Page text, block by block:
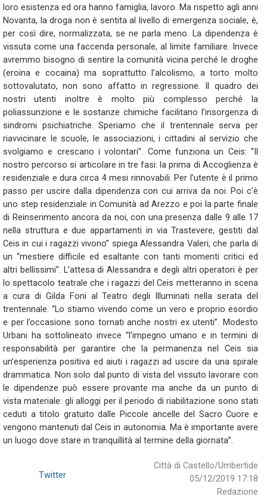
loro esistenza ed ora hanno famiglia, lavoro. Ma rispetto agli anni
Novanta, la droga non è sentita al livello di emergenza sociale, è,
per così dire, normalizzata, se ne parla meno. La dipendenza è
vissuta come una faccenda personale, al limite familiare. Invece
avremmo bisogno di sentire la comunità vicina perché le droghe
(eroina e cocaina) ma soprattutto l’alcolismo, a torto molto
sottovalutato, non sono affatto in regressione. Il quadro dei
nostri utenti inoltre è molto più complesso perché la
poliassunzione e le sostanze chimiche facilitano l’insorgenza di
sindromi psichiatriche. Speriamo che il trentennale serva per
riavvicinare le scuole, le associazioni, i cittadini al servizio che
svolgiamo e crescano i volontari”. Come funziona un Ceis: “Il
nostro percorso si articolare in tre fasi: la prima di Accoglienza è
residenziale e dura circa 4 mesi rinnovabili. Per l’utente è il primo
passo per uscire dalla dipendenza con cui arriva da noi. Poi c’è
uno step residenziale in Comunità ad Arezzo e poi la parte finale
di Reinserimento ancora da noi, con una presenza dalle 9 alle 17
nella struttura e due appartamenti in via Trastevere, gestiti dal
Ceis in cui i ragazzi vivono” spiega Alessandra Valeri, che parla di
un “mestiere difficile ed esaltante con tanti momenti critici ed
altri bellissimi”. L’attesa di Alessandra e degli altri operatori è per
lo spettacolo teatrale che i ragazzi del Ceis metteranno in scena
a cura di Gilda Foni al Teatro degli Illuminati nella serata del
trentennale. “Lo stiamo vivendo come un vero e proprio esordio
e per l’occasione sono tornati anche nostri ex utenti”. Modesto
Urbani ha sottolineato invece “l’impegno umano e in termini di
responsabilità per garantire che la permanenza nel Ceis sia
un’esperienza positiva ed aiuti i ragazzi ad uscire da una spirale
drammatica. Non solo dal punto di vista del vissuto lavorare con
le dipendenze può essere provante ma anche da un punto di
vista materiale: gli alloggi per il periodo di riabilitazione sono stati
ceduti a titolo gratuito dalle Piccole ancelle del Sacro Cuore e
vengono mantenuti dal Ceis in autonomia. Ma è importante avere
un luogo dove stare in tranquillità al termine della giornata”.
Città di Castello/Umbertide
05/12/2019 17:18
Redazione
Twitter